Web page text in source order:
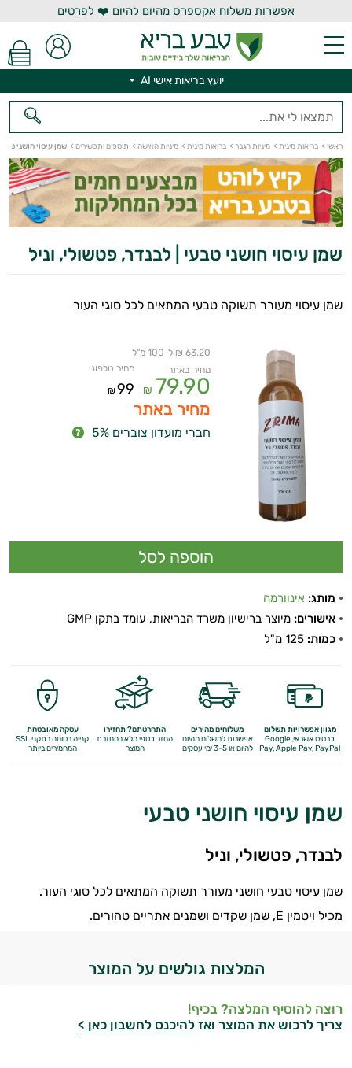
אפשרות משלוח אקספרס מהיום להיום ❤️ לפרטים
יועץ בריאות אישי AI
ראשי > בריאות מינית > מיניות הגבר > בריאות מינית > מיניות האישה > תוספים ותכשירים > שמן עיסוי חושני
מיניות
שמן עיסוי חושני טבעי | לבנדר, פטשולי, וניל
שמן עיסוי מעורר תשוקה טבעי המתאים לכל סוגי העור
63.20 ₪ ל-100 מ"ל
מחיר באתר
79.90
₪
מחיר טלפוני
99
₪
מחיר באתר
חברי מועדון צוברים 5%
מותג: אינוורמה
אישורים: מיוצר ברישיון משרד הבריאות, עומד בתקן GMP
כמות:
מגוון אפשרויות תשלום
כרטיס אשראי, Google
Pay,Apple Pay, PayPal
משלוחים מהירים
אפשרות למשלוח מהיום
להיום או 3-5 ימי עסקים
התחרטתם? תחזירו
החזר כספי מלאבהחזרת
המוצר
עסקה מאובטחת
קנייה בטוחה בתקני SSL
המחמירים ביותר
שמן עיסוי חושני טבעי
לבנדר, פטשולי, וניל
שמן עיסוי טבעי חושני מעורר תשוקה המתאים לכל סוגי העור.
מכיל ויטמין E, שמן שקדים ושמנים אתריים טהורים.
המלצות גולשים על המוצר
רוצה להוסיף המלצה? בכיף!
צריך לרכוש את המוצר ואז להיכנס לחשבון כאן >
יועץ בריאות אישי AI